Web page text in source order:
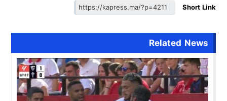
Short Link
Related News